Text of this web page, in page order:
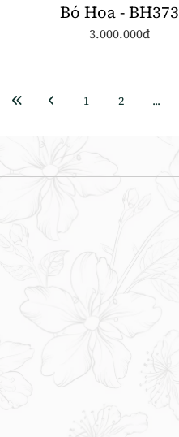
Bó Hoa - BH373
3.000.000đ
1 2 ...